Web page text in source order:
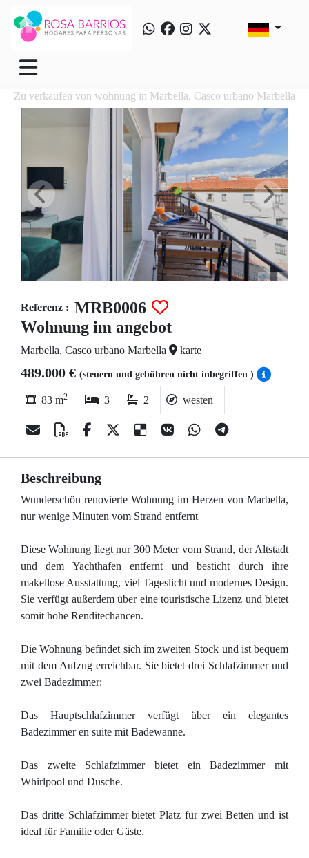
Zu verkaufen von wohnung in Marbella, Casco urbano Marbella
Referenz : MRB0006
Wohnung im angebot
Marbella, Casco urbano Marbella karte
489.000 € (steuern und gebühren nicht inbegriffen )
83 m2 3 2 westen
Beschreibung
Wunderschön renovierte Wohnung im Herzen von Marbella,
nur wenige Minuten vom Strand entfernt
Diese Wohnung liegt nur 300 Meter vom Strand, der Altstadt
und dem Yachthafen entfernt und besticht durch ihre
makellose Ausstattung, viel Tageslicht und modernes Design.
Sie verfügt außerdem über eine touristische Lizenz und bietet
somit hohe Renditechancen.
Die Wohnung befindet sich im zweiten Stock und ist bequem
mit dem Aufzug erreichbar. Sie bietet drei Schlafzimmer und
zwei Badezimmer:
Das Hauptschlafzimmer verfügt über ein elegantes
Badezimmer en suite mit Badewanne.
Das zweite Schlafzimmer bietet ein Badezimmer mit
Whirlpool und Dusche.
Das dritte Schlafzimmer bietet Platz für zwei Betten und ist
ideal für Familie oder Gäste.